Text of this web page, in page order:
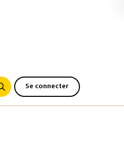
Se connecter